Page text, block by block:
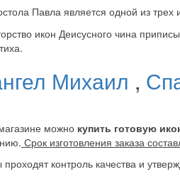
Павла является одной из трех
икон Деисусного чина
Михаил ,
можно купить готовую
Срок изготовления заказа
контроль качества и